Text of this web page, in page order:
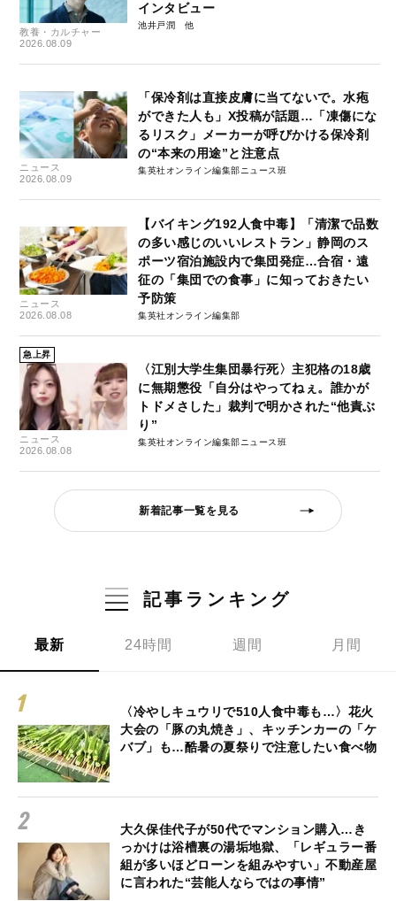
教養・カルチャー
2026.08.09
インタビュー
池井戸潤
ニュース
2026.08.09
「保冷剤は直接皮膚に当てないで。水疱
ができた人も」X投稿が話題…「凍傷にな
るリスク」メーカーが呼びかける保冷剤
の“本来の用途”と注意点
集英社オンライン編集部ニュース班
ニュース
2026.08.08
【バイキング192人食中毒】「清潔で品数
の多い感じのいいレストラン」静岡のス
ポーツ宿泊施設内で集団発症…合宿・遠
征の「集団での食事」に知っておきたい
予防策
集英社オンライン編集部
急上昇
ニュース
2026.08.08
〈江別大学生集団暴行死〉主犯格の18歳
に無期懲役「自分はやってねぇ。誰かが
トドメさした」裁判で明かされた“他責ぶ
り”
集英社オンライン編集部ニュース班
新着記事一覧を見る
記事ランキング
最新 24時間 週間 月間
〈冷やしキュウリで510人食中毒も…〉花火
大会の「豚の丸焼き」、キッチンカーの「ケ
バブ」も…酷暑の夏祭りで注意したい食べ物
大久保佳代子が50代でマンション購入…き
っかけは浴槽裏の湯垢地獄、「レギュラー番
組が多いほどローンを組みやすい」不動産屋
に言われた“芸能人ならではの事情”